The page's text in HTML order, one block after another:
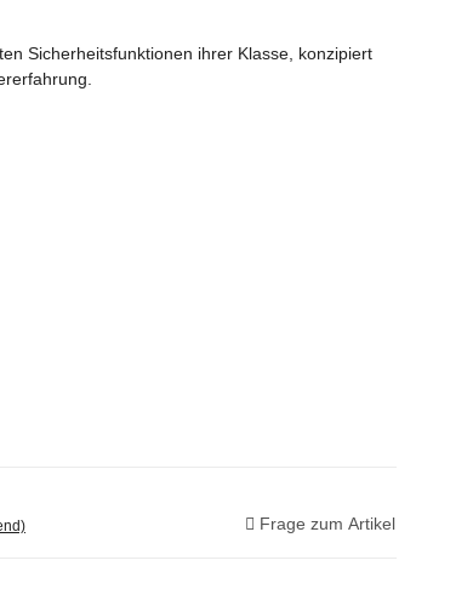
Sicherheitsfunktionen ihrer Klasse, konzipiert
Frage zum Artikel